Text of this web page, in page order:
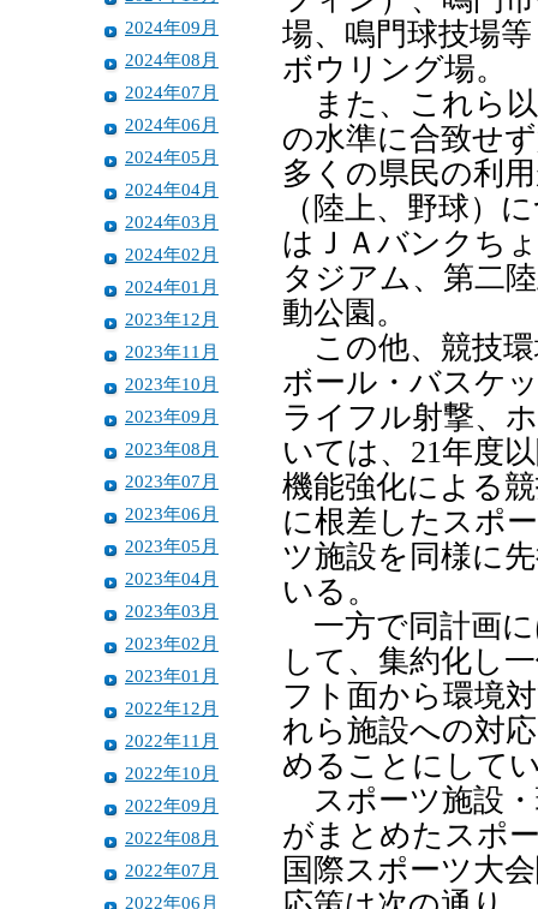
2024年09月
2024年08月
2024年07月
2024年06月
2024年05月
2024年04月
2024年03月
2024年02月
2024年01月
2023年12月
2023年11月
2023年10月
2023年09月
2023年08月
2023年07月
2023年06月
2023年05月
2023年04月
2023年03月
2023年02月
2023年01月
2022年12月
2022年11月
2022年10月
2022年09月
2022年08月
2022年07月
2022年06月
場、鳴門球技場
ボウリング場。
また、これら以
の水準に合致せ
多くの県民の利
（陸上、野球）
はＪＡバンクち
タジアム、第二
動公園。
この他、競技環
ボール・バスケ
ライフル射撃、
いては、21年度
機能強化による
に根差したスポ
ツ施設を同様に
いる。
一方で同計画に
して、集約化し
フト面から環境
れら施設への対
めることにして
スポーツ施設
がまとめたスポ
国際スポーツ大